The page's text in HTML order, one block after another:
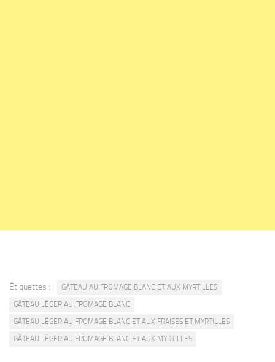
Étiquettes :
GÂTEAU AU FROMAGE BLANC ET AUX MYRTILLES
GÂTEAU LÉGER AU FROMAGE BLANC
GÂTEAU LÉGER AU FROMAGE BLANC ET AUX FRAISES ET MYRTILLES
GÂTEAU LÉGER AU FROMAGE BLANC ET AUX MYRTILLES